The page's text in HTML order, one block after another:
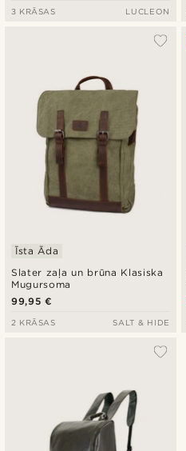
3 KRĀSAS LUCLEON
Slater zaļa un brūna Klasiska
Mugursoma
Īsta Āda
99,95 €
2 KRĀSAS SALT & HIDE